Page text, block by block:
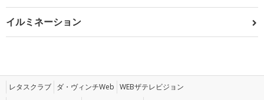
イルミネーション
レタスクラブ ダ・ヴィンチWeb WEBザテレビジョン